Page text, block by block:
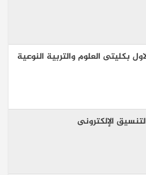
بكليتى العلوم والتربية النوعية
الإلكترونى